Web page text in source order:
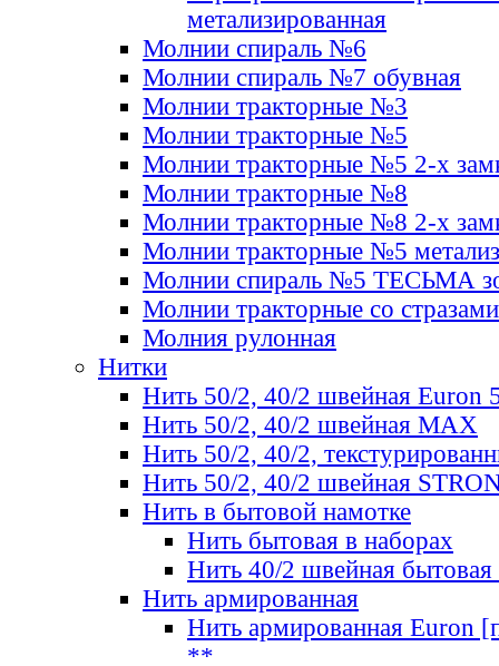
метализированная
Молнии спираль №6
Молнии спираль №7 обувная
Молнии тракторные №3
Молнии тракторные №5
Молнии тракторные №5 2-х
Молнии тракторные №8
Молнии тракторные №8 2-х
Молнии тракторные №5
Молнии спираль №5 ТЕСЬМА
Молнии тракторные со стразами
Молния рулонная
Нитки
Нить 50/2, 40/2 швейная Euron
Нить 50/2, 40/2 швейная МАХ
Нить 50/2, 40/2,
Нить 50/2, 40/2 швейная
Нить в бытовой намотке
Нить бытовая в наборах
Нить 40/2 швейная бытовая
Нить армированная
Нить армированная Euron
**